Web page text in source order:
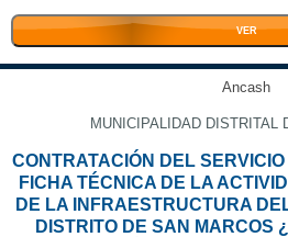
VER
Ancash
MUNICIPALIDAD DISTRITAL
CONTRATACIÓN DEL
FICHA TÉCNICA DE LA
DE LA INFRAESTRUCTURA
DISTRITO DE SAN MARCOS